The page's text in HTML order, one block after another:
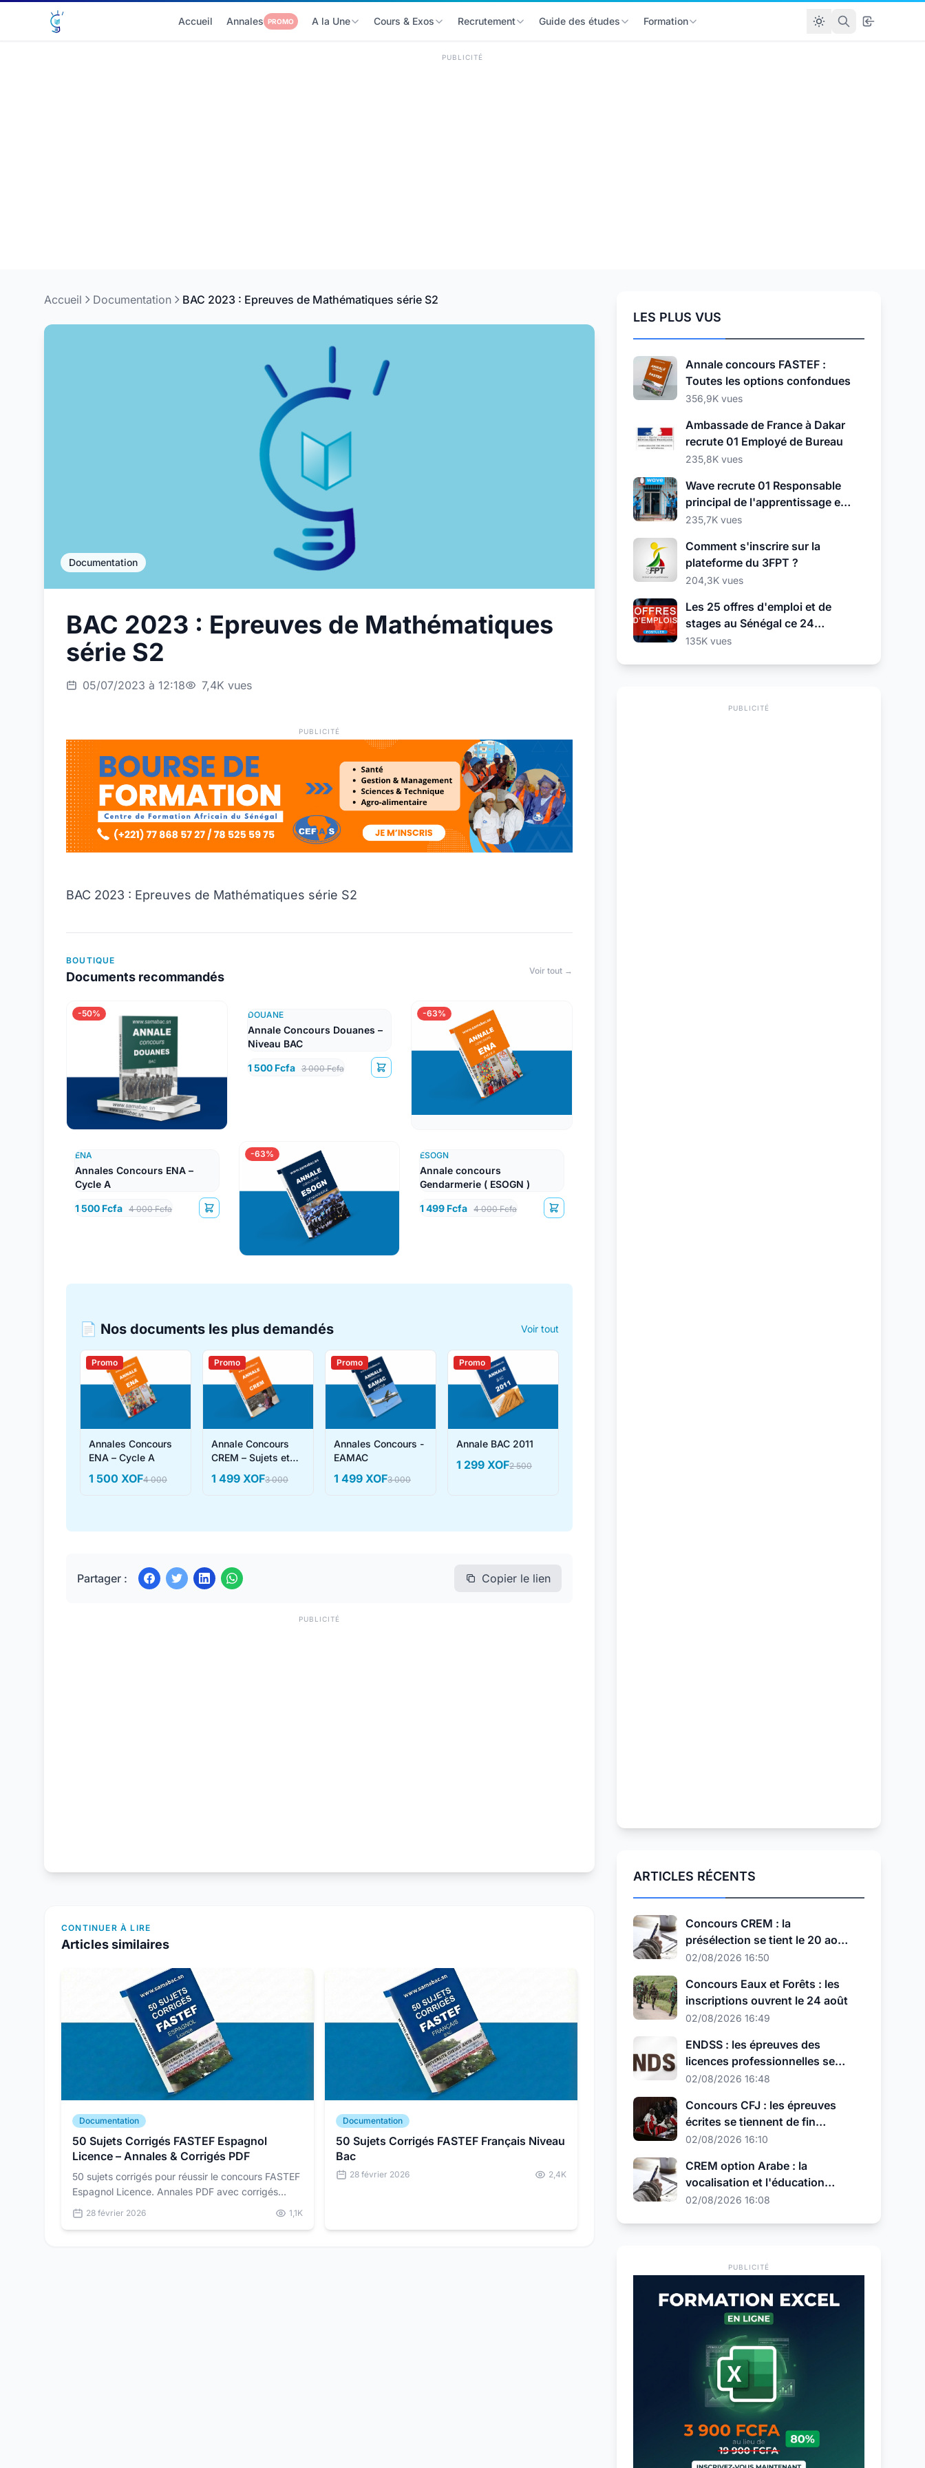
Accueil Annales PROMO A la Une Cours & Exos Recrutement Guide des études Formation
PUBLICITÉ
Accueil Documentation BAC 2023 : Epreuves de Mathématiques série S2
Documentation
BAC 2023 : Epreuves de Mathématiques
série S2
05/07/2023 à 12:18 7,4K vues
PUBLICITÉ
BAC 2023 : Epreuves de Mathématiques série S2
BOUTIQUE
Documents recommandés Voir tout →
-50% DOUANE
Annale Concours Douanes –
Niveau BAC
1 500 Fcfa 3 000 Fcfa
-63%
ENA
Annales Concours ENA –
Cycle A
1 500 Fcfa 4 000 Fcfa
-63% ESOGN
Annale concours
Gendarmerie ( ESOGN )
1 499 Fcfa 4 000 Fcfa
📄 Nos documents les plus demandés Voir tout
Promo
Annales Concours
ENA – Cycle A
1 500 XOF4 000
Promo
Annale Concours
CREM – Sujets et
1 499 XOF3 000
Promo
Annales Concours -
EAMAC
1 499 XOF3 000
Promo
Annale BAC 2011
1 299 XOF2 500
Partager : Copier le lien
PUBLICITÉ
CONTINUER À LIRE
Articles similaires
Documentation
50 Sujets Corrigés FASTEF Espagnol
Licence – Annales & Corrigés PDF
50 sujets corrigés pour réussir le concours FASTEF
Espagnol Licence. Annales PDF avec corrigés
détaillés pour vous préparer dans les conditions
réelles du concours.
28 février 2026 1,1K
Documentation
50 Sujets Corrigés FASTEF Français Niveau
Bac
28 février 2026 2,4K
LES PLUS VUS
Annale concours FASTEF :
Toutes les options confondues
356,9K vues
Ambassade de France à Dakar
recrute 01 Employé de Bureau
235,8K vues
Wave recrute 01 Responsable
principal de l'apprentissage et
du développement
235,7K vues
Comment s'inscrire sur la
plateforme du 3FPT ?
204,3K vues
Les 25 offres d'emploi et de
stages au Sénégal ce 24
Septembre 2025
135K vues
PUBLICITÉ
ARTICLES RÉCENTS
Concours CREM : la
présélection se tient le 20 août,
au nouveau format
02/08/2026 16:50
Concours Eaux et Forêts : les
inscriptions ouvrent le 24 août
02/08/2026 16:49
ENDSS : les épreuves des
licences professionnelles se
tiennent les 11, 12 et 13 août
02/08/2026 16:48
Concours CFJ : les épreuves
écrites se tiennent de fin
septembre à début octobre
02/08/2026 16:10
CREM option Arabe : la
vocalisation et l'éducation
religieuse au programme de la
02/08/2026 16:08
PUBLICITÉ